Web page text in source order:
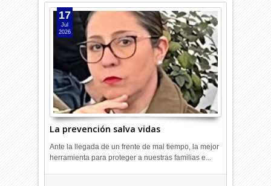
La prevención salva vidas
17
Jul
2026
Ante la llegada de un frente de mal tiempo, la mejor
herramienta para proteger a nuestras familias e...